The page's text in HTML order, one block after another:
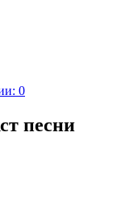
0
песни